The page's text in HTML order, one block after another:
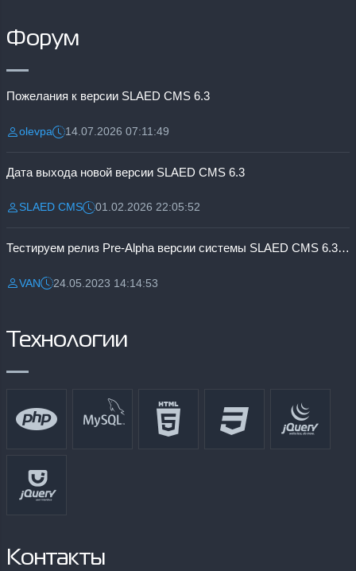
Форум
Пожелания к версии SLAED CMS 6.3
Разместил:
olevpaДата:14.07.2026 07:11:49
Дата выхода новой версии SLAED CMS 6.3
Разместил:
SLAED CMSДата:01.02.2026 22:05:52
Тестируем релиз Pre-Alpha версии системы SLAED CMS 6.3 Pro
Разместил:
VANДата:24.05.2023 14:14:53
Технологии
Контакты